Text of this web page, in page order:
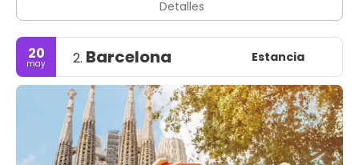
Detalles
20
may 2. Barcelona Estancia